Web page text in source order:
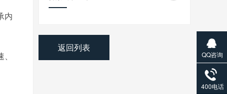
内
返回列表
QQ咨询
400电话